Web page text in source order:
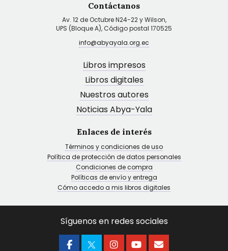
Contáctanos
Av. 12 de Octubre N24-22 y Wilson,
UPS (Bloque A), Código postal 170525
info@abyayala.org.ec
Libros impresos
Libros digitales
Nuestros autores
Noticias Abya-Yala
Enlaces de interés
Términos y condiciones de uso
Política de protección de datos personales
Condiciones de compra
Políticas de envío y entrega
Cómo accedo a mis libros digitales
Síguenos en redes sociales